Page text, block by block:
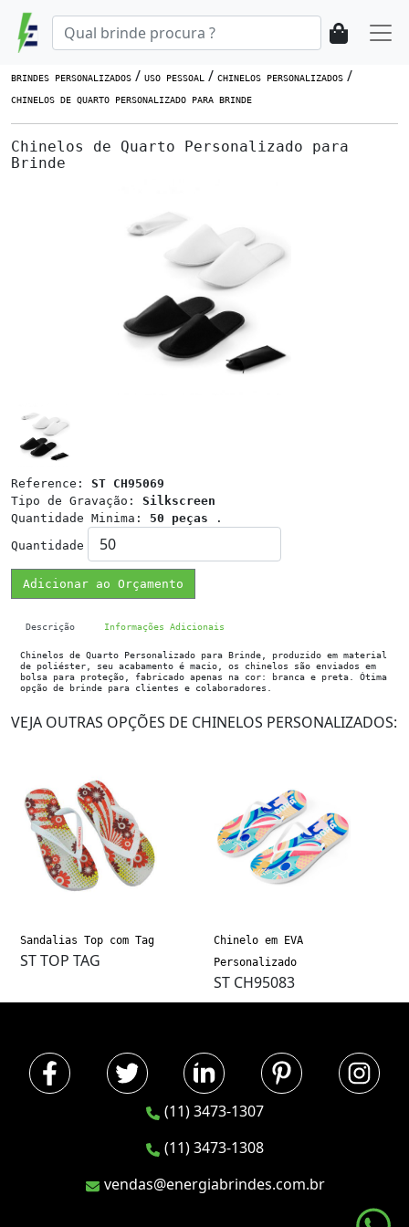
BRINDES PERSONALIZADOS / USO PESSOAL / CHINELOS PERSONALIZADOS /
CHINELOS DE QUARTO PERSONALIZADO PARA BRINDE
Chinelos de Quarto Personalizado para
Brinde
Reference: ST CH95069
Tipo de Gravação: Silkscreen
Quantidade Minima: 50 peças .
Quantidade
Adicionar ao Orçamento
Descrição Informações Adicionais
Chinelos de Quarto Personalizado para Brinde, produzido em material
de poliéster, seu acabamento é macio, os chinelos são enviados em
bolsa para proteção, fabricado apenas na cor: branca e preta. Ótima
opção de brinde para clientes e colaboradores.
VEJA OUTRAS OPÇÕES DE CHINELOS PERSONALIZADOS:
Sandalias Top com Tag
ST TOP TAG
Chinelo em EVA
Personalizado
ST CH95083
(11) 3473-1307
(11) 3473-1308
vendas@energiabrindes.com.br